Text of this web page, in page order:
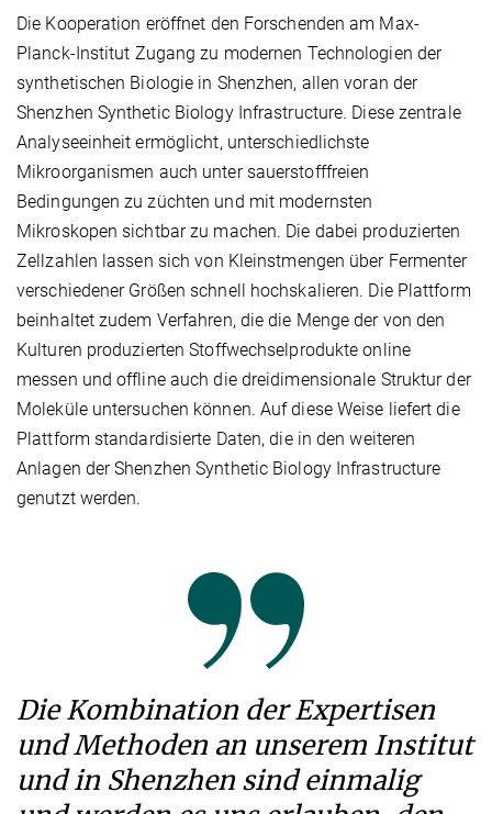
Die Kooperation eröffnet den Forschenden am Max-
Planck-Institut Zugang zu modernen Technologien der
synthetischen Biologie in Shenzhen, allen voran der
Shenzhen Synthetic Biology Infrastructure. Diese zentrale
Analyseeinheit ermöglicht, unterschiedlichste
Mikroorganismen auch unter sauerstofffreien
Bedingungen zu züchten und mit modernsten
Mikroskopen sichtbar zu machen. Die dabei produzierten
Zellzahlen lassen sich von Kleinstmengen über Fermenter
verschiedener Größen schnell hochskalieren. Die Plattform
beinhaltet zudem Verfahren, die die Menge der von den
Kulturen produzierten Stoffwechselprodukte online
messen und offline auch die dreidimensionale Struktur der
Moleküle untersuchen können. Auf diese Weise liefert die
Plattform standardisierte Daten, die in den weiteren
Anlagen der Shenzhen Synthetic Biology Infrastructure
genutzt werden.
Die Kombination der Expertisen
und Methoden an unserem Institut
und in Shenzhen sind einmalig